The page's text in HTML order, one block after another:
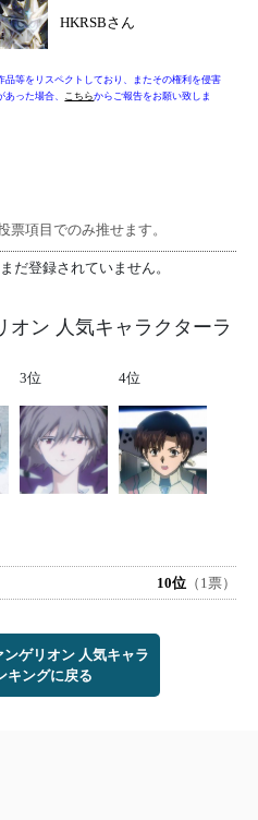
HKRSBさん
等をリスペクトしており、またその権利を侵害
った場合、 こちらからご報告をお願い致しま
項目でのみ推せます。
だ登録されていません。
オン 人気キャラクターラ
3位 4位
10位 （1票）
ゲリオン 人気キャラ
キングに戻る